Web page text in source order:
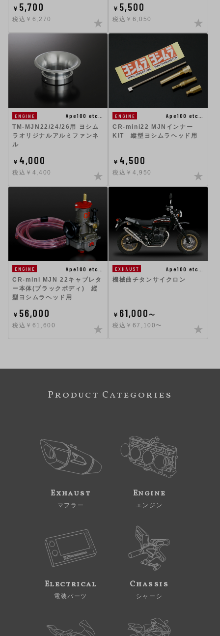
￥ 5,700
税込￥6,270
￥ 5,500
税込￥6,050
ENGINE
Ape100 etc…
TM-MJN22/24/26用 ヨシム
ラオリジナルアルミファンネ
ル
￥ 4,000
税込￥4,400
ENGINE
Ape100 etc…
CR-mini22 MJNインナー
KIT 縦型ヨシムラヘッド用
￥ 4,500
税込￥4,950
ENGINE
Ape100 etc…
CR-mini MJN 22キャブレタ
ー本体(ブラックボディ) 縦
型ヨシムラヘッド用
￥ 56,000
税込￥61,600
EXHAUST
Ape100 etc…
機械曲チタンサイクロン
￥ 61,000〜
税込￥67,100〜
Product Categories
Exhaust
マフラー
Engine
エンジン
Electrical
電装パーツ
Chassis
シャーシ